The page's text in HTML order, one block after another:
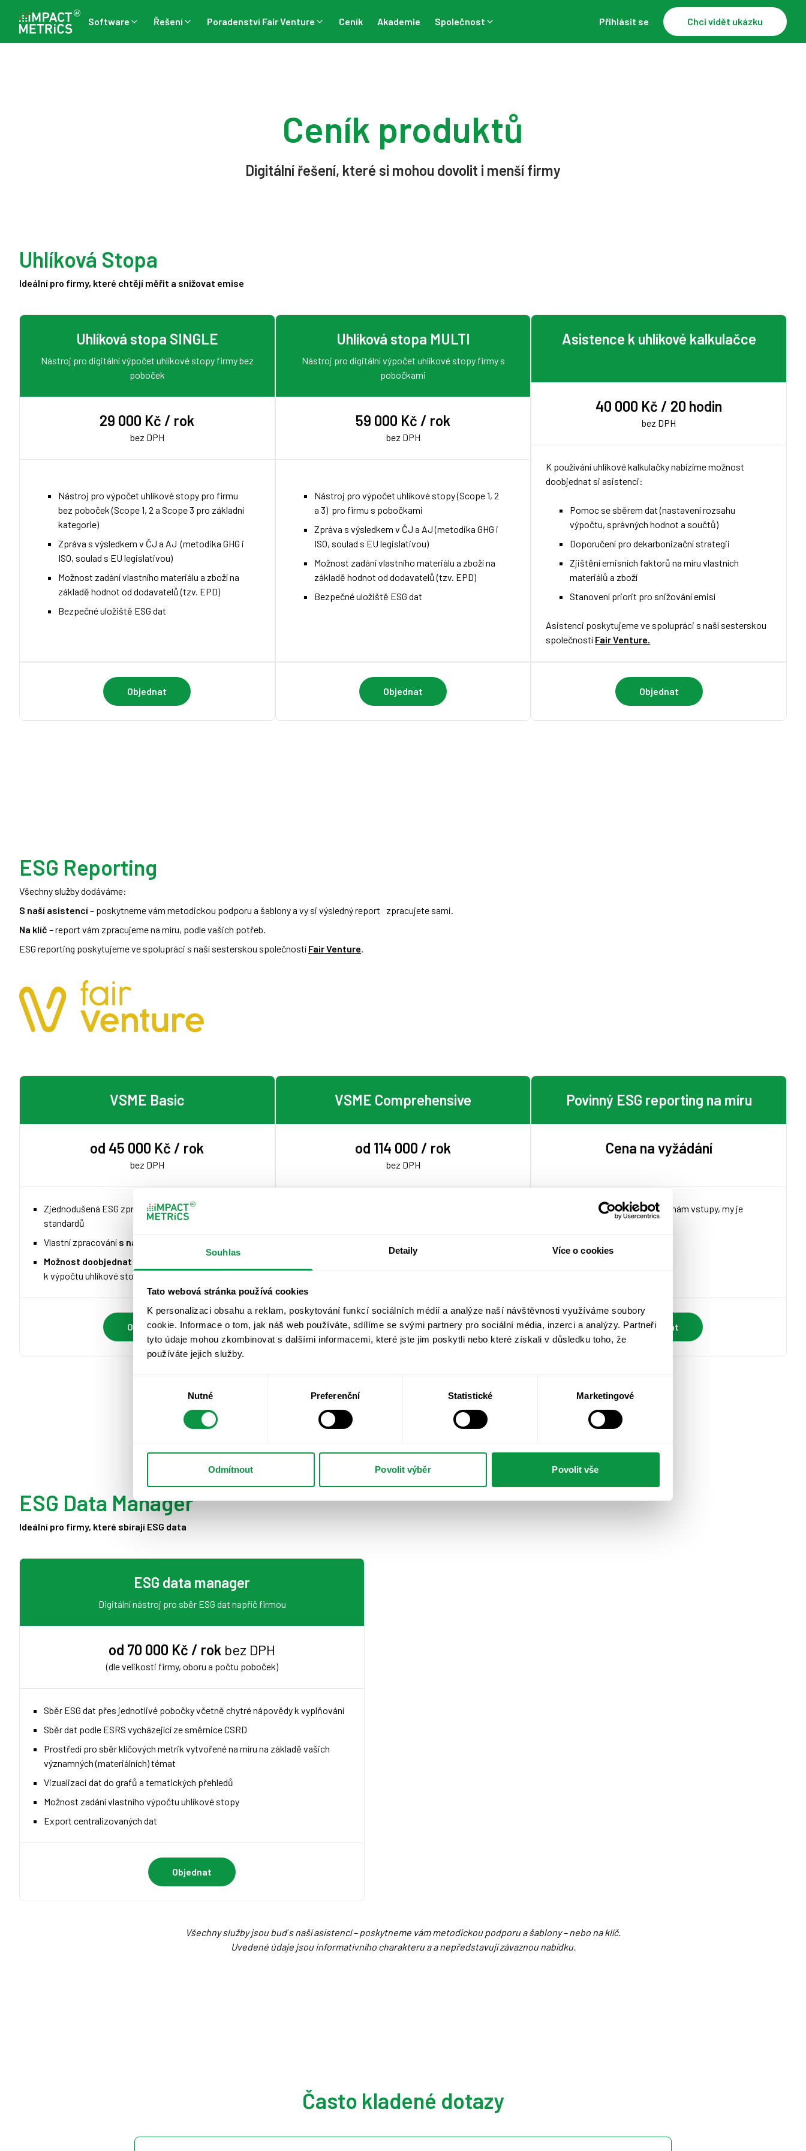
Souhlas Detaily Více o cookies
Tato webová stránka používá cookies
K personalizaci obsahu a reklam, poskytování funkcí sociálních médií a analýze naší návštěvnosti využíváme soubory
cookie. Informace o tom, jak náš web používáte, sdílíme se svými partnery pro sociální média, inzerci a analýzy. Partneři
tyto údaje mohou zkombinovat s dalšími informacemi, které jste jim poskytli nebo které získali v důsledku toho, že
používáte jejich služby.
Nutné Preferenční Statistické Marketingové
Odmítnout Povolit výběr Povolit vše
Software Řešení Poradenství Fair Venture Ceník Akademie Společnost Přihlásit se Chci vidět ukázku
Ceník produktů
Digitální řešení, které si mohou dovolit i menší firmy
Uhlíková Stopa
Ideální pro firmy, které chtějí měřit a snižovat emise
Uhlíková stopa SINGLE
Nástroj pro digitální výpočet uhlíkové stopy firmy bez
poboček
29 000 Kč / rok
bez DPH
Nástroj pro výpočet uhlíkové stopy pro firmu
bez poboček (Scope 1, 2 a Scope 3 pro základní
kategorie)
Zpráva s výsledkem v ČJ a AJ (metodika GHG i
ISO, soulad s EU legislativou)
Možnost zadání vlastního materiálu a zboží na
základě hodnot od dodavatelů (tzv. EPD)
Bezpečné uložiště ESG dat
Objednat
Uhlíková stopa MULTI
Nástroj pro digitální výpočet uhlíkové stopy firmy s
pobočkami
59 000 Kč / rok
bez DPH
Nástroj pro výpočet uhlíkové stopy (Scope 1, 2
a 3) pro firmu s pobočkami
Zpráva s výsledkem v ČJ a AJ (metodika GHG i
ISO, soulad s EU legislativou)
Možnost zadání vlastního materiálu a zboží na
základě hodnot od dodavatelů (tzv. EPD)
Bezpečné uložiště ESG dat
Objednat
Asistence k uhlíkové kalkulačce
40 000 Kč / 20 hodin
bez DPH
K používání uhlíkové kalkulačky nabízíme možnost
doobjednat si asistenci:
Pomoc se sběrem dat (nastavení rozsahu
výpočtu, správných hodnot a součtů)
Doporučení pro dekarbonizační strategii
Zjištění emisních faktorů na míru vlastních
materiálů a zboží
Stanovení priorit pro snižování emisí
Asistenci poskytujeme ve spolupráci s naší sesterskou
společností Fair Venture.
Objednat
ESG Reporting
Všechny služby dodáváme:
S naší asistencí– poskytneme vám metodickou podporu a šablony a vy si výsledný report zpracujete sami.
Na klíč – report vám zpracujeme na míru, podle vašich potřeb.
ESG reporting poskytujeme ve spolupráci s naší sesterskou společností Fair Venture.
VSME Basic
od 45 000 Kč / rok
bez DPH
Zjednodušená ESG zpráva podle dobrovolných
standardů
Vlastní zpracování s naší asistencí
Možnost doobjednat asistenci
k výpočtu uhlíkové stopy pro více entit/poboček
Objednat
VSME Comprehensive
od 114 000 / rok
bez DPH
Objednat
Povinný ESG reporting na míru
Cena na vyžádání
Zpracování na klíč– dodáte nám vstupy, my je
Objednat
ESG Data Manager
Ideální pro firmy, které sbírají ESG data
ESG data manager
Digitální nástroj pro sběr ESG dat napříč firmou
od 70 000 Kč / rok bez DPH
(dle velikosti firmy, oboru a počtu poboček)
Sběr ESG dat přes jednotlivé pobočky včetně chytré nápovědy k vyplňování
Sběr dat podle ESRS vycházející ze směrnice CSRD
Prostředí pro sběr klíčových metrik vytvořené na míru na základě vašich
významných (materiálních) témat
Vizualizaci dat do grafů a tematických přehledů
Možnost zadání vlastního výpočtu uhlíkové stopy
Export centralizovaných dat
Objednat
Všechny služby jsou buď s naší asistencí – poskytneme vám metodickou podporu a šablony – nebo na klíč.
Uvedené údaje jsou informativního charakteru a a nepředstavují závaznou nabídku.
Často kladené dotazy